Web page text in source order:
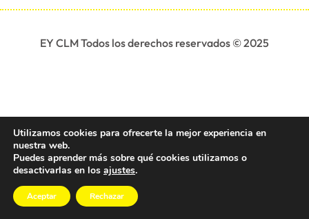
EY CLM Todos los derechos reservados © 2025
Utilizamos cookies para ofrecerte la mejor experiencia en
nuestra web.
Puedes aprender más sobre qué cookies utilizamos o
desactivarlas en los ajustes.
Aceptar Rechazar